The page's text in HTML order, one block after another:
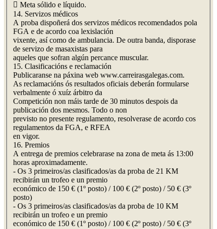
 Meta sólido e líquido.
14. Servizos médicos
A proba dispoñerá dos servizos médicos recomendados pola
FGA e de acordo coa lexislación
vixente, así como de ambulancia. De outra banda, disporase
de servizo de masaxistas para
aqueles que sofran algún percance muscular.
15. Clasificacións e reclamación
Publicaranse na páxina web www.carreirasgalegas.com.
As reclamacións ós resultados oficiais deberán formularse
verbalmente ó xuíz árbitro da
Competición non máis tarde de 30 minutos despois da
publicación dos mesmos. Todo o non
previsto no presente regulamento, resolverase de acordo cos
regulamentos da FGA, e RFEA
en vigor.
16. Premios
A entrega de premios celebrarase na zona de meta ás 13:00
horas aproximadamente.
- Os 3 primeiros/as clasificados/as da proba de 21 KM
recibirán un trofeo e un premio
económico de 150 € (1º posto) / 100 € (2º posto) / 50 € (3º
posto)
- Os 3 primeiros/as clasificados/as da proba de 10 KM
recibirán un trofeo e un premio
económico de 150 € (1º posto) / 100 € (2º posto) / 50 € (3º